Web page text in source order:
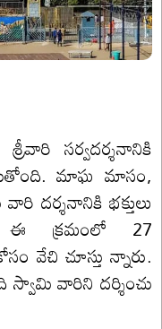
సర్వదర్శనానికి
మాఘ మాసం,
దర్శనానికి భక్తులు
ఈ క్రమంలో 27
వేచి చూస్తు న్నారు.
వారిని దర్శించు